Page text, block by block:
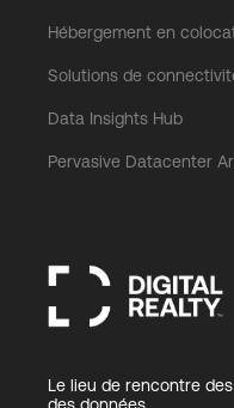
Hébergement en
Solutions de
Data Insights Hub
Pervasive Datacenter
Le lieu de rencontre